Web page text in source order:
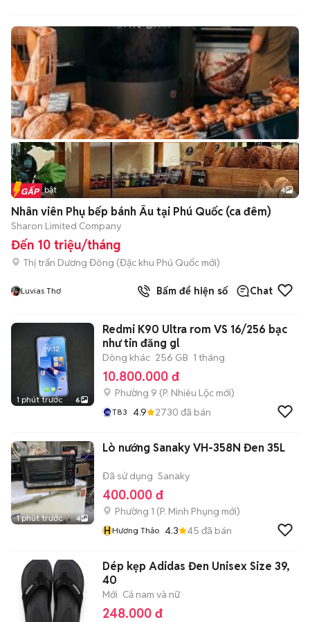
Tin nổi bật 4
Nhân viên Phụ bếp bánh Âu tại Phú Quốc (ca đêm)
Sharon Limited Company
Đến 10 triệu/tháng
Thị trấn Dương Đông (Đặc khu Phú Quốc mới)
Luvias Thơ Bấm để hiện số Chat
1 phút trước 6
Redmi K90 Ultra rom VS 16/256 bạc
như tin đăng gl
Dòng khác 256 GB 1 tháng
10.800.000 đ
Phường 9 (P. Nhiêu Lộc mới)
T83 4.9 2730 đã bán
1 phút trước 4
Lò nướng Sanaky VH-358N Đen 35L
Đã sử dụng Sanaky
400.000 đ
Phường 1 (P. Minh Phụng mới)
HHương Thảo 4.3 45 đã bán
Dép kẹp Adidas Đen Unisex Size 39,
40
Mới Cả nam và nữ
248.000 đ